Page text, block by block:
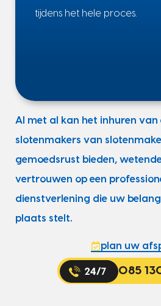
tijdens het hele proces.
Al met al kan het inhuren van
slotenmakers van
gemoedsrust bieden,
vertrouwen op een
dienstverlening die uw
plaats stelt.
plan uw
085